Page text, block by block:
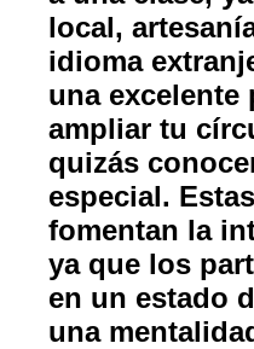
local,
idioma
una excelente
ampliar tu
quizás
especial.
fomentan la
ya que los
en un estado
una